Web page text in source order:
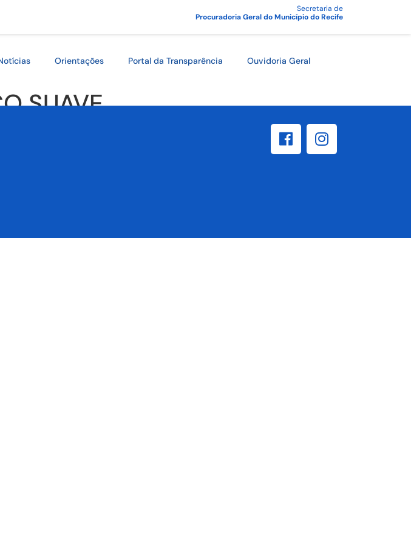
Secretaria de
Procuradoria Geral do Município do Recife
Orientações Portal da Transparência Ouvidoria Geral
SUAVE